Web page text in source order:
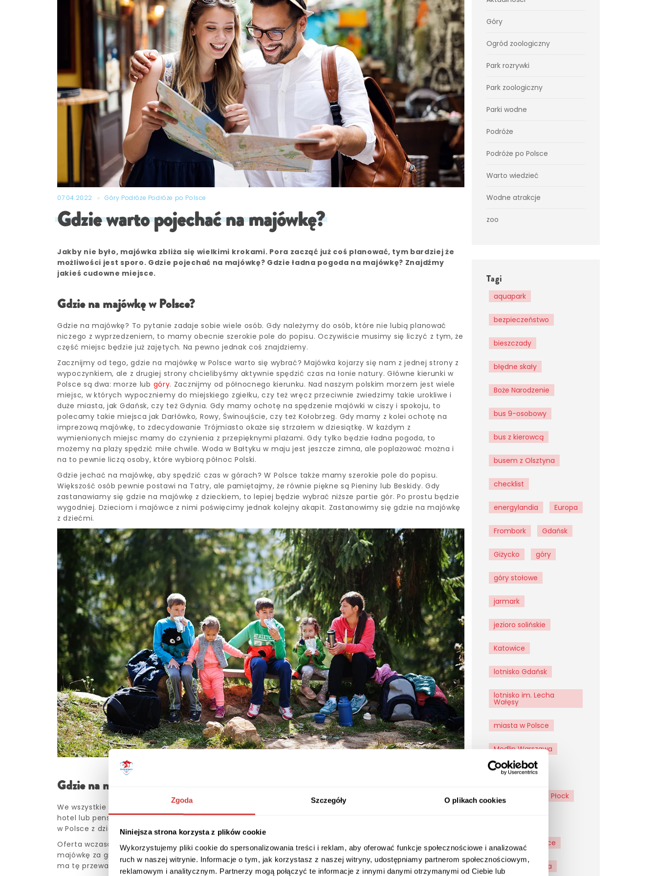
Zgoda Szczegóły O plikach cookies
Niniejsza strona korzysta z plików cookie
Wykorzystujemy pliki cookie do spersonalizowania treści i reklam, aby oferować funkcje społecznościowe i analizować
ruch w naszej witrynie. Informacje o tym, jak korzystasz z naszej witryny, udostępniamy partnerom społecznościowym,
reklamowym i analitycznym. Partnerzy mogą połączyć te informacje z innymi danymi otrzymanymi od Ciebie lub
07.04.2022 Góry Podróże Podróże po Polsce
Gdzie warto pojechać na majówkę?
Jakby nie było, majówka zbliża się wielkimi krokami. Pora zacząć już coś planować, tym bardziej że
możliwości jest sporo. Gdzie pojechać na majówkę? Gdzie ładna pogoda na majówkę? Znajdźmy
jakieś cudowne miejsce.
Gdzie na majówkę w Polsce?
Gdzie na majówkę? To pytanie zadaje sobie wiele osób. Gdy należymy do osób, które nie lubią planować
niczego z wyprzedzeniem, to mamy obecnie szerokie pole do popisu. Oczywiście musimy się liczyć z tym, że
część miejsc będzie już zajętych. Na pewno jednak coś znajdziemy.
Zacznijmy od tego, gdzie na majówkę w Polsce warto się wybrać? Majówka kojarzy się nam z jednej strony z
wypoczynkiem, ale z drugiej strony chcielibyśmy aktywnie spędzić czas na łonie natury. Główne kierunki w
Polsce są dwa: morze lub góry. Zacznijmy od północnego kierunku. Nad naszym polskim morzem jest wiele
miejsc, w których wypoczniemy do miejskiego zgiełku, czy też wręcz przeciwnie zwiedzimy takie urokliwe i
duże miasta, jak Gdańsk, czy też Gdynia. Gdy mamy ochotę na spędzenie majówki w ciszy i spokoju, to
polecamy takie miejsca jak Darłówko, Rowy, Świnoujście, czy też Kołobrzeg. Gdy mamy z kolei ochotę na
imprezową majówkę, to zdecydowanie Trójmiasto okaże się strzałem w dziesiątkę. W każdym z
wymienionych miejsc mamy do czynienia z przepięknymi plażami. Gdy tylko będzie ładna pogoda, to
możemy na plaży spędzić miłe chwile. Woda w Bałtyku w maju jest jeszcze zimna, ale poplażować można i
na to pewnie liczą osoby, które wybiorą północ Polski.
Gdzie jechać na majówkę, aby spędzić czas w górach? W Polsce także mamy szerokie pole do popisu.
Większość osób pewnie postawi na Tatry, ale pamiętajmy, że równie piękne są Pieniny lub Beskidy. Gdy
zastanawiamy się gdzie na majówkę z dzieckiem, to lepiej będzie wybrać niższe partie gór. Po prostu będzie
wygodniej. Dzieciom i majówce z nimi poświęcimy jednak kolejny akapit. Zastanowimy się gdzie na majówkę
z dziećmi.
Gdzie na majówkę z dziećmi?
We wszystkie powyższe miejsca, które wymieniliśmy, możemy wybrać się z dziećmi. Jedynie musimy wybrać
hotel lub pensjonat, w którym panują dobre warunki. Nie będziemy już się skupiać na tym, gdzie na majówkę
w Polsce z dzieckiem, a spróbujemy znaleźć odpowiedź na pytanie – gdzie na majówkę z dziećmi za granicę.
Oferta wczasów zagranicznych jest naprawdę szeroka. Mamy duże pole do popisu. Konkretnie gdzie na
majówkę za granicę warto się wybrać? Wszystko jest zależne od tego, jaki kierunek preferujemy. Zagranica
ma tę przewagę, że możemy liczyć na pewną pogodę. W Polsce niestety z pogodą bywa różnie.
Góry
Ogród zoologiczny
Park rozrywki
Park zoologiczny
Parki wodne
Podróże
Podróże po Polsce
Warto wiedzieć
Wodne atrakcje
zoo
Tagi
aquapark
bezpieczeństwo
bieszczady
błędne skały
Boże Narodzenie
bus 9-osobowy
bus z kierowcą
busem z Olsztyna
checklist
energylandia Europa
Frombork Gdańsk
Giżycko góry
góry stołowe
jarmark
jezioro solińskie
Katowice
lotnisko Gdańsk
lotnisko im. Lecha
Wałęsy
miasta w Polsce
Modlin Warszawa
Ostróda
parki wodne Płock
podróże po Polsce
Poznać Reda